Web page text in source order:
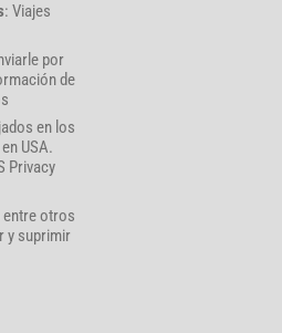
: Viajes
por
de
en los
USA.
Privacy
entre otros
y suprimir